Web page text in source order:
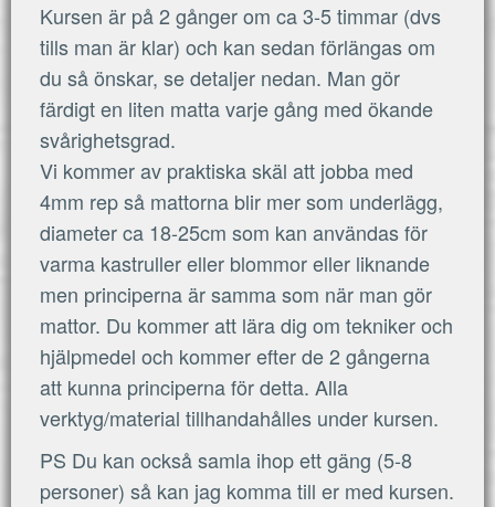
Kursen är på 2 gånger om ca 3-5 timmar (dvs
tills man är klar) och kan sedan förlängas om
du så önskar, se detaljer nedan. Man gör
färdigt en liten matta varje gång med ökande
svårighetsgrad.
Vi kommer av praktiska skäl att jobba med
4mm rep så mattorna blir mer som underlägg,
diameter ca 18-25cm som kan användas för
varma kastruller eller blommor eller liknande
men principerna är samma som när man gör
mattor. Du kommer att lära dig om tekniker och
hjälpmedel och kommer efter de 2 gångerna
att kunna principerna för detta. Alla
verktyg/material tillhandahålles under kursen.
PS Du kan också samla ihop ett gäng (5-8
personer) så kan jag komma till er med kursen.